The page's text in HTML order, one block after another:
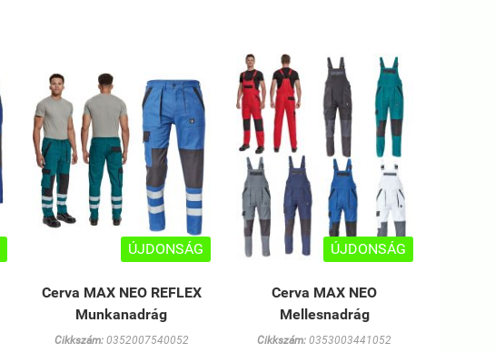
ÚJDONSÁG
Cerva MAX NEO REFLEX
Munkanadrág
Cikkszám:0352007540052
ÚJDONSÁG
Cerva MAX NEO
Mellesnadrág
Cikkszám: 0353003441052